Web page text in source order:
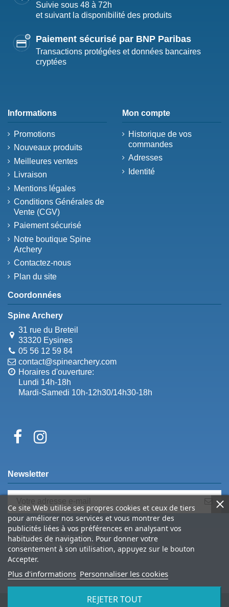
Suivie sous 48 à 72h
et suivant la disponibilité des produits
Paiement sécurisé par BNP Paribas
Transactions protégées et données bancaires
cryptées
Informations
Promotions
Nouveaux produits
Meilleures ventes
Livraison
Mentions légales
Conditions Générales de
Vente (CGV)
Paiement sécurisé
Notre boutique Spine
Archery
Contactez-nous
Plan du site
Mon compte
Historique de vos
commandes
Adresses
Identité
Coordonnées
Spine Archery
31 rue du Breteil
33320 Eysines
05 56 12 59 84
contact@spinearchery.com
Horaires d'ouverture:
Lundi 14h-18h
Mardi-Samedi 10h-12h30/14h30-18h
Ce site Web utilise ses propres cookies et ceux de tiers
pour améliorer nos services et vous montrer des
publicités liées à vos préférences en analysant vos
habitudes de navigation. Pour donner votre
consentement à son utilisation, appuyez sur le bouton
Accepter.
Plus d'informations Personnaliser les cookies
REJETER TOUT
Newsletter
Vous pouvez vous désinscrire à tout
moment. Vous trouverez pour cela nos
informations de contact dans les
conditions d'utilisation du site.